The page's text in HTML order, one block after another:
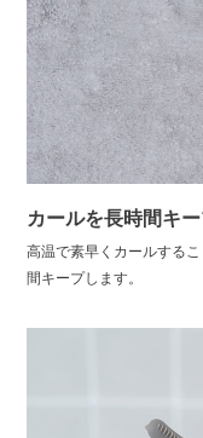
カールを長時間キ
高温で素早くカールする
間キープします。